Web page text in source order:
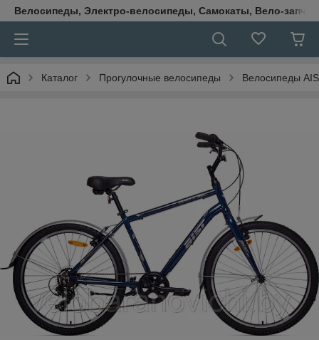
Велосипеды, Электро-велосипеды, Самокаты, Вело-
Каталог Прогулочные велосипеды Велосипеды